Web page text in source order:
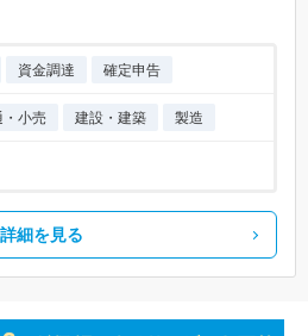
資金調達 確定申告
・小売 建設・建築 製造
詳細を見る